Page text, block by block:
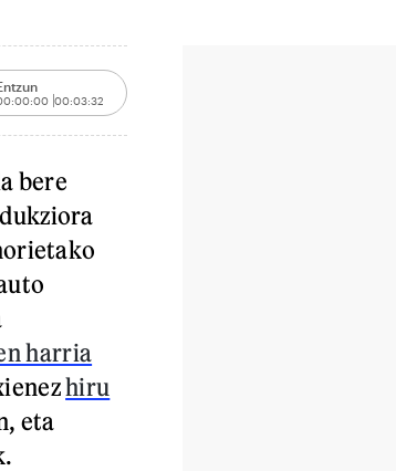
00:03:32
bere
harria
hiru
eta